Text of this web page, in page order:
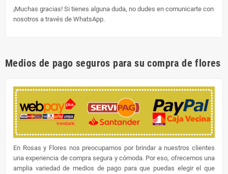
¡Muchas gracias! Si tienes alguna duda, no dudes en comunicarte con
nosotros a través de WhatsApp.
Medios de pago seguros para su compra de flores
En Rosas y Flores nos preocupamos por brindar a nuestros clientes
una experiencia de compra segura y cómoda. Por eso, ofrecemos una
amplia variedad de medios de pago para que puedas elegir el que